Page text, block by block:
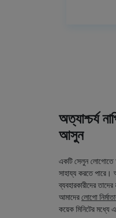
অত্যাশ্চর্য
আসুন
একটি সেলুন লোগোতে
সাহায্য করতে পারে।
ব্যবহারকারীদের
আমাদেরলোগো
কয়েক মিনিটের মধ্যে